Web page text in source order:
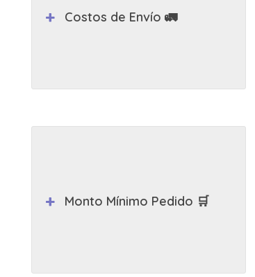
Costos de Envío 🚛
Monto Mínimo Pedido 🛒